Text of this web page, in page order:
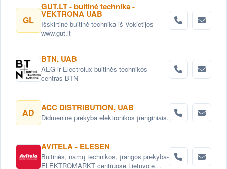
GL
GUT.LT - buitinė technika -
VEKTRONA UAB
Išskirtinė buitinė technika iš Vokietijos-
www.gut.lt
BTN, UAB
AEG ir Electrolux buitinės technikos
centras BTN
AD ACC DISTRIBUTION, UAB
Didmeninė prekyba elektronikos įrenginiais.
AVITELA - ELESEN
Buitinės, namų technikos, įrangos prekyba-
ELEKTROMARKT centruose Lietuvoje